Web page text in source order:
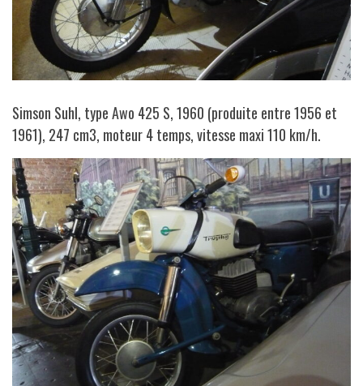
Simson Suhl, type Awo 425 S, 1960 (produite entre 1956 et
1961), 247 cm3, moteur 4 temps, vitesse maxi 110 km/h.